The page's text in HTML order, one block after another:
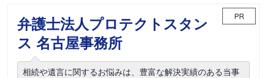
弁護士法人プロテクトスタン
ス 名古屋事務所
PR
相続や遺言に関するお悩みは、豊富な解決実績のある当事